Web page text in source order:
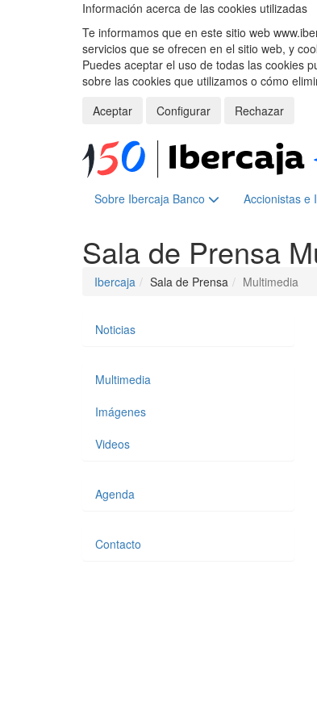
Información acerca de las cookies utilizadas
Te informamos que en este sitio web
servicios que se ofrecen en el sitio web, y
Puedes aceptar el uso de todas las cookies
sobre las cookies que utilizamos o cómo
Aceptar
Configurar
Rechazar
Sobre Ibercaja Banco Accionistas e
Sala de Prensa
Ibercaja Sala de Prensa Multimedia
Noticias
Multimedia
Imágenes
Videos
Agenda
Contacto